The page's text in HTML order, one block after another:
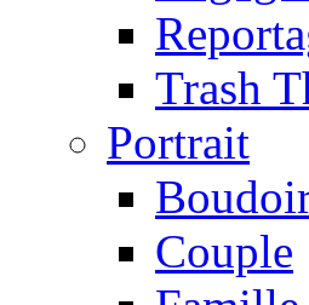
Trash
Portrait
Couple